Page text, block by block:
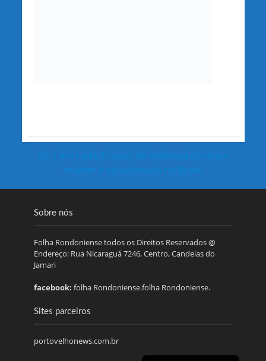
Só 1 em cada 3 casos de violência contra a
mulher é solucionado no Brasil
Sobre nós
Folha Rondoniense todos os Direitos Reservados @
Endereço: Rua Nicaraguá 7246, Centro, Candeias do
Jamari
facebook: folha Rondoniense.folha Rondoniense.
Sites parceiros
portovelhonews.com.br